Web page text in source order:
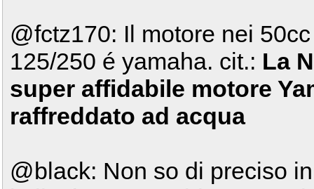
@fctz170: Il motore nei
125/250 é yamaha. cit.: La
super affidabile motore
raffreddato ad acqua
@black: Non so di preciso